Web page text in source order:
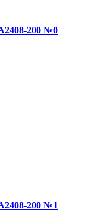
200 №0
200 №1